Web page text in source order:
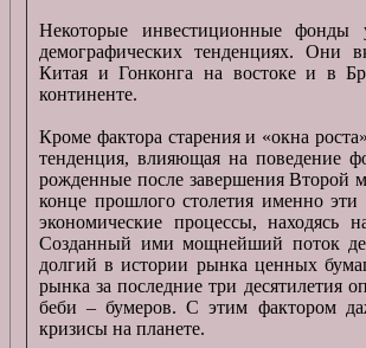
Некоторые инвестиционные
демографических тенденциях. Они
Китая и Гонконга на востоке и в
континенте.
Кроме фактора старения и «окна
тенденция, влияющая на поведение
рожденные после завершения Второй
конце прошлого столетия именно
экономические процессы, находясь
Созданный ими мощнейший поток
долгий в истории рынка ценных
рынка за последние три десятилетия
беби – бумеров. С этим фактором
кризисы на планете.